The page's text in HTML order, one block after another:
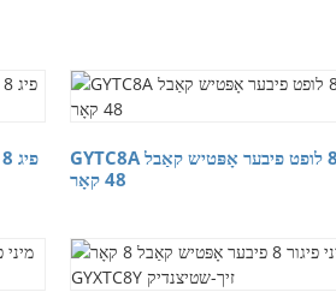
GYTC8A פיג 8 לופט פיבער אָפּטיש קאַבל
48 קאָר